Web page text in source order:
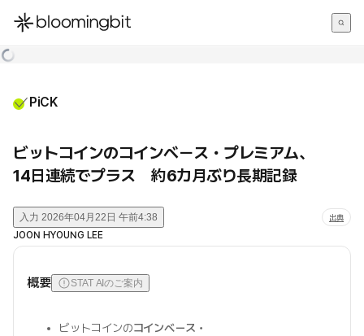
한국어
PiCK
ビットコインのコインベース・プレミアム、
14日連続でプラス 約6カ月ぶり長期記録
入力 2026年04月22日 午前4:38 出典
JOON HYOUNG LEE
概要 STAT AIのご案内
ビットコインのコインベース・